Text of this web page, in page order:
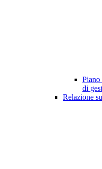
Piano
di
Relazione